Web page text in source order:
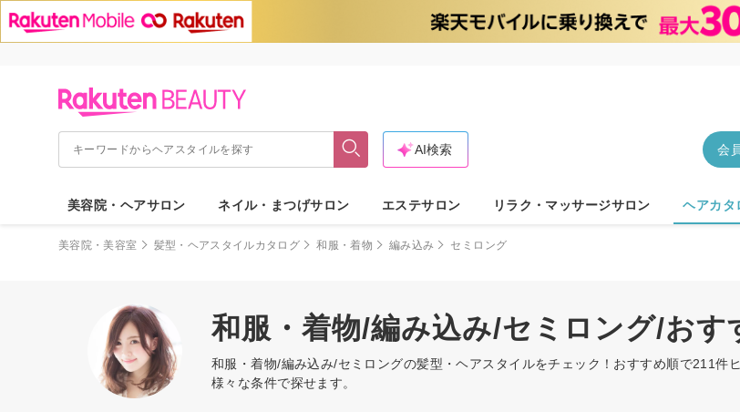
会
AI検索
美容院・ヘアサロン ネイル・まつげサロン エステサロン リラク・マッサージサロン ヘアカタ
美容院・美容室 髪型・ヘアスタイルカタログ 和服・着物 編み込み セミロング
和服・着物/編み込み/セミロング/お
和服・着物/編み込み/セミロングの髪型・ヘアスタイルをチェック！おすすめ順で211件
様々な条件で探せます。